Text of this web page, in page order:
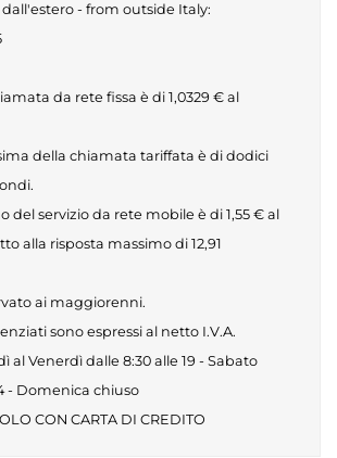
- from outside Italy:
da rete fissa è di 1,0329 € al
della chiamata tariffata è di dodici
del servizio da rete mobile è di 1,55 € al
alla risposta massimo di 12,91
ai maggiorenni.
sono espressi al netto I.V.A.
al Venerdì dalle 8:30 alle 19 - Sabato
- Domenica chiuso
CON CARTA DI CREDITO